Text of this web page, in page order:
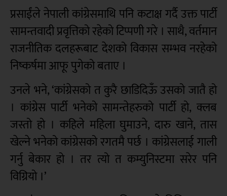
प्रसाईंले नेपाली कांग्रेसमाथि पनि कटाक्ष गर्दै उक्त पार्टी
सामन्तवादी प्रवृत्तिको रहेको टिप्पणी गरे । साथै, वर्तमान
राजनीतिक दलहरूबाट देशको विकास सम्भव नरहेको
निष्कर्षमा आफू पुगेको बताए ।
उनले भने, ‘कांग्रेसको त कुरै छाडिदिऊँ उसको जातै हो
। कांग्रेस पार्टी भनेको सामन्तेहरुको पार्टी हो, क्लब
जस्तो हो । कहिले महिला घुमाउने, दारु खाने, तास
खेल्ने भनेको कांग्रेसको रगतमै पर्छ । कांग्रेसलाई गाली
गर्नु बेकार हो । तर त्यो त कम्युनिस्टमा सरेर पनि
विग्रियो ।’